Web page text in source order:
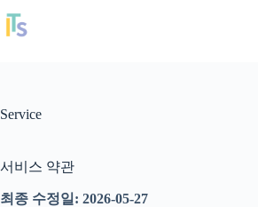
뛰
IT Insights
Service
서비스 약관
최종 수정일: 2026-05-27